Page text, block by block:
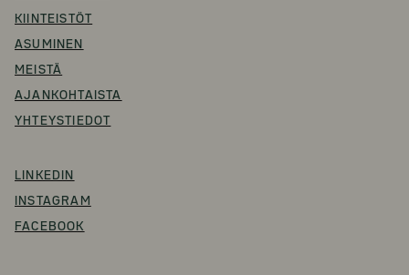
KIINTEISTÖT
ASUMINEN
MEISTÄ
AJANKOHTAISTA
YHTEYSTIEDOT
LINKEDIN
INSTAGRAM
FACEBOOK